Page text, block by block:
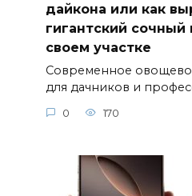
дайкона или как
гигантский
своем участке
Современное
для дачников и
0 170